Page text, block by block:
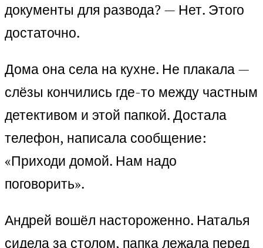
документы для развода? — Нет. Этого
достаточно.
Дома она села на кухне. Не плакала —
слёзы кончились где-то между частным
детективом и этой папкой. Достала
телефон, написала сообщение:
«Приходи домой. Нам надо
поговорить».
Андрей вошёл настороженно. Наталья
сидела за столом, папка лежала перед